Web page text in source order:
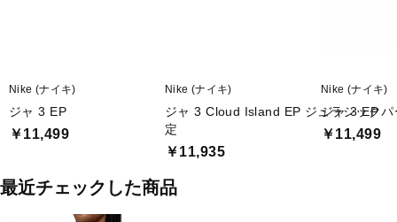
Nike (ナイキ)
ジャ 3 EP
￥11,499
Nike (ナイキ)
ジャ 3 Cloud Island EP ジュラシック
定
￥11,935
Nike (ナイキ)
ジャ 3 EP
￥11,499
最近チェックした商品